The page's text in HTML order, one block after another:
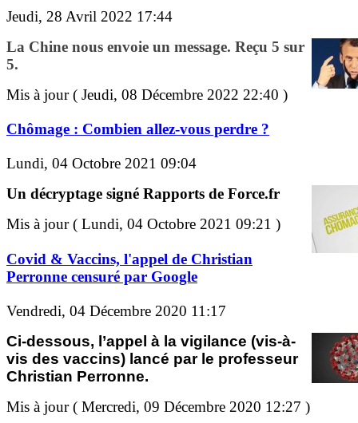
Jeudi, 28 Avril 2022 17:44
La Chine nous envoie un message. Reçu 5 sur
5.
Mis à jour ( Jeudi, 08 Décembre 2022 22:40 )
Chômage : Combien allez-vous perdre ?
Lundi, 04 Octobre 2021 09:04
Un décryptage signé Rapports de Force.fr
Mis à jour ( Lundi, 04 Octobre 2021 09:21 )
Covid & Vaccins, l'appel de Christian
Perronne censuré par Google
Vendredi, 04 Décembre 2020 11:17
Ci-dessous, l’appel à la vigilance (vis-à-
vis des vaccins) lancé par le professeur
Christian Perronne.
Mis à jour ( Mercredi, 09 Décembre 2020 12:27 )